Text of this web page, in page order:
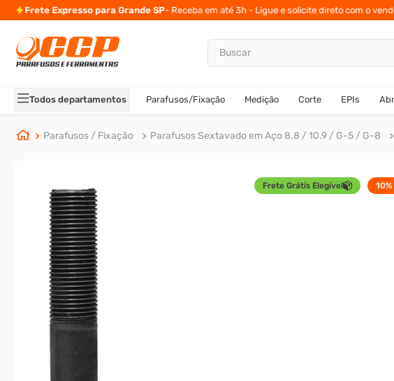
Frete Expresso para Grande SP- Receba em até 3h - Ligue e solicite direto com o
Buscar
Todos departamentos Parafusos/Fixação Medição Corte EPIs
Parafusos / Fixação Parafusos Sextavado em Aço 8.8 / 10.9 / G-5 / G-8
Frete Grátis Elegível 10%
TERMOS MAIS BUSCADOS
2º
porca
3º
parafuso sextavado
rodizio
parafuso madeira
rebite rosca
parafuso allen 5
parafuso 5